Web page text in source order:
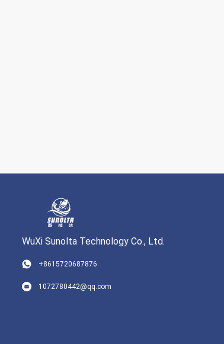
WuXi Sunolta Technology Co., Ltd.
+8615720687876
1072780442@qq.com